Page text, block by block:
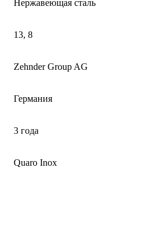
Нержавеющая сталь
13, 8
Zehnder Group AG
Германия
3 года
Quaro Inox